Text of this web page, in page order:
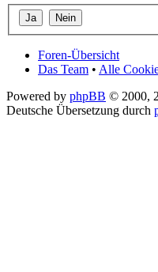
Foren-Übersicht
Das Team • Alle
Powered by phpBB © 2000,
Deutsche Übersetzung durch